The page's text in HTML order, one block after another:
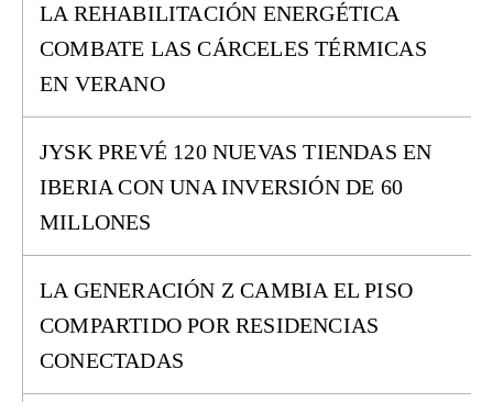
LA REHABILITACIÓN ENERGÉTICA
COMBATE LAS CÁRCELES TÉRMICAS
EN VERANO
JYSK PREVÉ 120 NUEVAS TIENDAS EN
IBERIA CON UNA INVERSIÓN DE 60
MILLONES
LA GENERACIÓN Z CAMBIA EL PISO
COMPARTIDO POR RESIDENCIAS
CONECTADAS